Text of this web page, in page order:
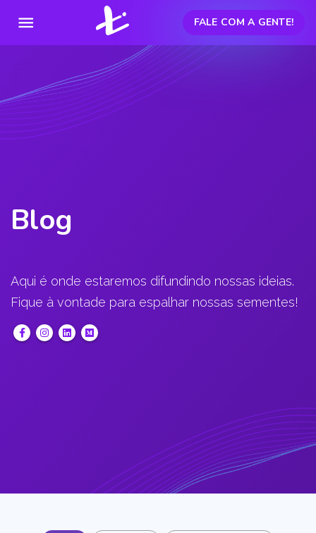
menu FALE COM A GENTE!
Blog
Aqui é onde estaremos difundindo nossas ideias.
Fique à vontade para espalhar nossas sementes!